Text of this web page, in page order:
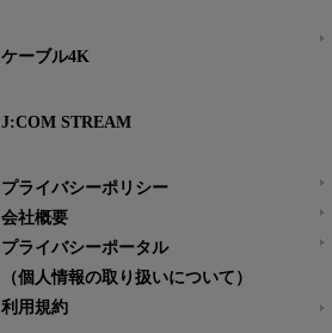
ケーブル4K
J:COM STREAM
プライバシーポリシー
会社概要
プライバシーポータル
（個人情報の取り扱いについて）
利用規約